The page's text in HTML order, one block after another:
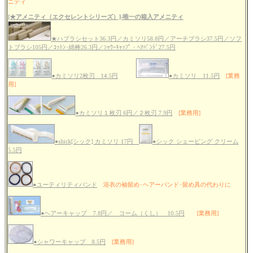
ニティ
[★アメニティ（エクセレントシリーズ）]-唯一の箱入アメニティ
★ハブラシセット36.3円／カミソリ58.8円／アーチブラシ37.5円／ソフ
トブラシ105円／ｺｯﾄﾝ･綿棒26.3円／ｼｬﾜｰｷｬｯﾌﾟ・ﾍｱﾊﾞﾝﾄﾞ27.5円
●カミソリ2枚刃 14.5円 ●カミソリ 11.5円
[業務
用]
●カミソリ１枚刃 6円／２枚刃 7.9円 [業務用]
●shick[シック] カミソリ 17円
●シック シェービング クリーム
5.5円
●ユーティリティバンド 浴衣の袖留め･ヘアーバンド･留め具の代わりに
●ヘアーキャップ 7.8円／ コーム（くし） 10.5円 [業務用]
●シャワーキャップ 8.5円 [業務用]